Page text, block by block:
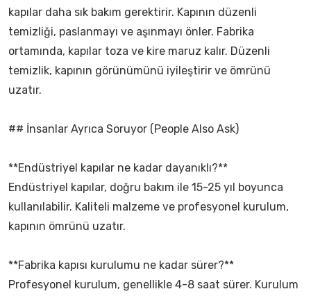
kapılar daha sık bakım gerektirir. Kapının düzenli
temizliği, paslanmayı ve aşınmayı önler. Fabrika
ortamında, kapılar toza ve kire maruz kalır. Düzenli
temizlik, kapının görünümünü iyileştirir ve ömrünü
uzatır.
## İnsanlar Ayrıca Soruyor (People Also Ask)
**Endüstriyel kapılar ne kadar dayanıklı?**
Endüstriyel kapılar, doğru bakım ile 15-25 yıl boyunca
kullanılabilir. Kaliteli malzeme ve profesyonel kurulum,
kapının ömrünü uzatır.
**Fabrika kapısı kurulumu ne kadar sürer?**
Profesyonel kurulum, genellikle 4-8 saat sürer. Kurulum